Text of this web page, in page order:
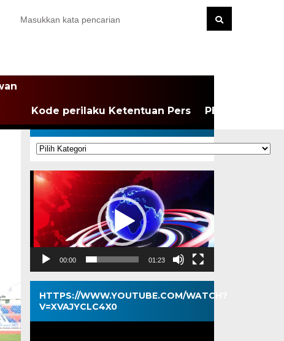
Kode perilaku Ketentuan Pers PEDOMAN
KATEGORI
Kategori
Pemutar
Video
00:00 01:23
HTTPS://WWW.YOUTUBE.COM/WATCH?
V=XVAJYCLC4X0
Pemutar